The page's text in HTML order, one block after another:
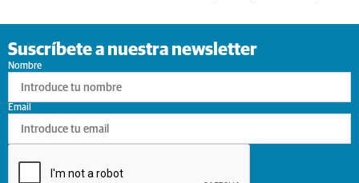
Suscríbete a nuestra newsletter
Nombre
Email